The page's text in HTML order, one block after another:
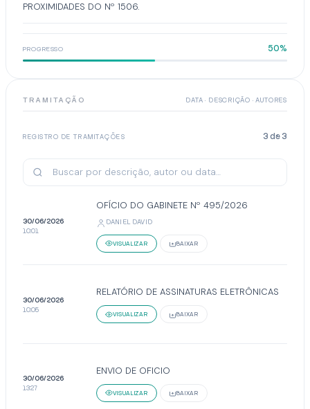
PROXIMIDADES DO Nº 1506.
PROGRESSO 50%
TRAMITAÇÃO DATA · DESCRIÇÃO · AUTORES
REGISTRO DE TRAMITAÇÕES 3 de 3
30/06/2026
10:01
OFÍCIO DO GABINETE Nº 495/2026
DANIEL DAVID
VISUALIZAR BAIXAR
30/06/2026
10:05
RELATÓRIO DE ASSINATURAS ELETRÔNICAS
VISUALIZAR BAIXAR
30/06/2026
13:27
ENVIO DE OFICIO
VISUALIZAR BAIXAR